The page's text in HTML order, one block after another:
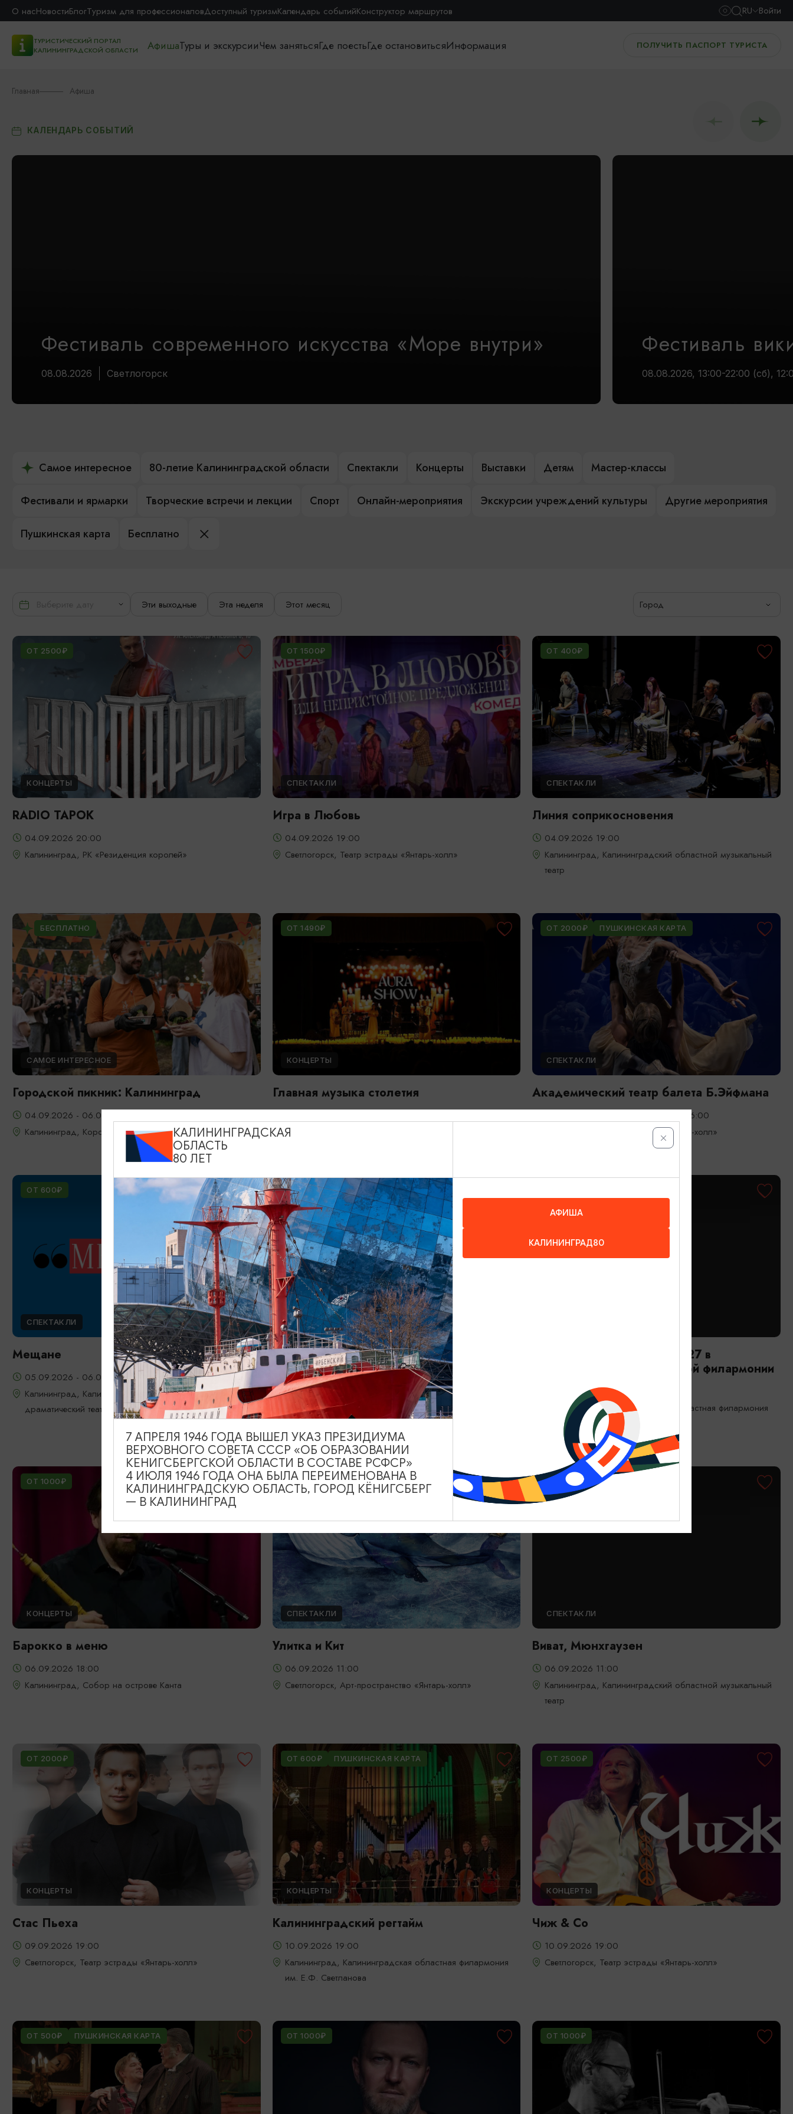
О насНовостиБлогТуризм для профессионаловДоступный туризмКалендарь событийКонструктор маршрутов RU Войти
ТУРИСТИЧЕСКИЙ ПОРТАЛ
КАЛИНИНГРАДСКОЙ ОБЛАСТИ
АфишаТуры и экскурсииЧем занятьсяГде поестьГде остановитьсяИнформация ПОЛУЧИТЬ ПАСПОРТ ТУРИСТА
Главная Афиша
КАЛЕНДАРЬ СОБЫТИЙ
Фестиваль современного искусства «Море внутри»
08.08.2026 Светлогорск
Фестиваль
08.08.2026, 13:00-22:00 (сб),
Самое интересное 80-летие Калининградской области Спектакли Концерты Выставки Детям Мастер-классы
Фестивали и ярмарки Творческие встречи и лекции Спорт Онлайн-мероприятия Экскурсии учреждений культуры Другие мероприятия
Пушкинская карта Бесплатно
Эти выходные Эта неделя Этот месяц Город
ОТ 2500₽
КОНЦЕРТЫ
RADIO TAPOK
04.09.2026 20:00
Калининград, РК «Резиденция королей»
ОТ 1500₽
СПЕКТАКЛИ
Игра в Любовь
04.09.2026 19:00
Светлогорск, Театр эстрады «Янтарь-холл»
ОТ 400₽
СПЕКТАКЛИ
Линия соприкосновения
04.09.2026 19:00
Калининград, Калининградский областной музыкальный
театр
БЕСПЛАТНО
САМОЕ ИНТЕРЕСНОЕ
Городской пикник: Калининград
04.09.2026 - 06.09.2026
Калининград, Королевский парк (ул. Юношеская)
ОТ 1490₽
КОНЦЕРТЫ
Главная музыка столетия
Калининград, Дворец культуры железнодорожников
ОТ 2000₽ ПУШКИНСКАЯ КАРТА
СПЕКТАКЛИ
Академический театр балета Б.Эйфмана
05.09.2026 - 06.09.2026, 19:00, 16:00
Светлогорск, Театр эстрады «Янтарь-холл»
ОТ 600₽
СПЕКТАКЛИ
Мещане
05.09.2026 - 06.09.2026, 18:00
Калининград, Калининградский областной
драматический театр
ОТ 500₽
СПЕКТАКЛИ
Новые приключения Буратино
05.09.2026 11:00
Калининград, Калининградский областной музыкальный
театр
Открытие сезона 2026-2027 в
Калининградской областной филармонии
06.09.2026 12:00
Калининград, Калининградская областная филармония
им. Е.Ф. Светланова
ОТ 1000₽
КОНЦЕРТЫ
Барокко в меню
06.09.2026 18:00
Калининград, Собор на острове Канта
ОТ 750₽
СПЕКТАКЛИ
Улитка и Кит
06.09.2026 11:00
Светлогорск, Арт-пространство «Янтарь-холл»
ОТ 500₽ ПУШКИНСКАЯ КАРТА
СПЕКТАКЛИ
Виват, Мюнхгаузен
06.09.2026 11:00
Калининград, Калининградский областной музыкальный
театр
ОТ 2000₽
КОНЦЕРТЫ
Стас Пьеха
09.09.2026 19:00
Светлогорск, Театр эстрады «Янтарь-холл»
ОТ 600₽ ПУШКИНСКАЯ КАРТА
КОНЦЕРТЫ
Калининградский регтайм
10.09.2026 19:00
Калининград, Калининградская областная филармония
им. Е.Ф. Светланова
ОТ 2500₽
КОНЦЕРТЫ
Чиж & Cо
10.09.2026 19:00
Светлогорск, Театр эстрады «Янтарь-холл»
ОТ 500₽ ПУШКИНСКАЯ КАРТА ОТ 1000₽ ОТ 1000₽
КАЛИНИНГРАДСКАЯ
ОБЛАСТЬ
80 ЛЕТ
АФИША
КАЛИНИНГРАД80
7 АПРЕЛЯ 1946 ГОДА ВЫШЕЛ УКАЗ ПРЕЗИДИУМА
ВЕРХОВНОГО СОВЕТА СССР «ОБ ОБРАЗОВАНИИ
КЕНИГСБЕРГСКОЙ ОБЛАСТИ В СОСТАВЕ РСФСР»
4 ИЮЛЯ 1946 ГОДА ОНА БЫЛА ПЕРЕИМЕНОВАНА В
КАЛИНИНГРАДСКУЮ ОБЛАСТЬ, ГОРОД КЁНИГСБЕРГ
— В КАЛИНИНГРАД